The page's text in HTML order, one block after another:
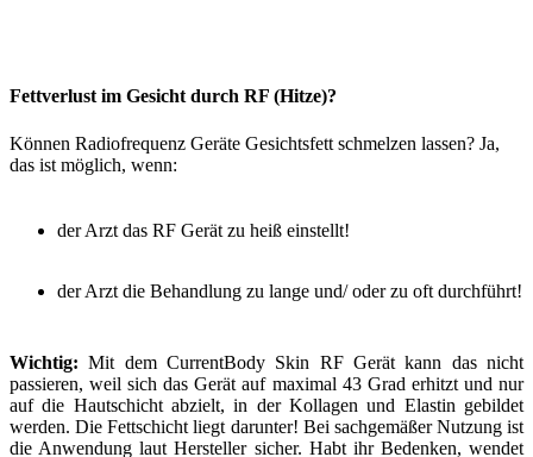
Fettverlust im Gesicht durch RF (Hitze)?
Können Radiofrequenz Geräte Gesichtsfett schmelzen lassen? Ja,
das ist möglich, wenn:
der Arzt das RF Gerät zu heiß einstellt!
der Arzt die Behandlung zu lange und/ oder zu oft durchführt!
Wichtig: Mit dem CurrentBody Skin RF Gerät kann das nicht
passieren, weil sich das Gerät auf maximal 43 Grad erhitzt und nur
auf die Hautschicht abzielt, in der Kollagen und Elastin gebildet
werden. Die Fettschicht liegt darunter! Bei sachgemäßer Nutzung ist
die Anwendung laut Hersteller sicher. Habt ihr Bedenken, wendet